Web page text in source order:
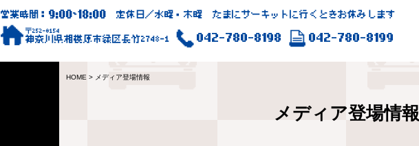
営業時間：9:00~18:00 定休日／水曜・木曜 たまにサーキットに行くときお休みします
〒252-0154
神奈川県相模原市緑区長竹2748-1 042-780-8198 042-780-8199
HOME > メディア登場情報
メディア登場情報